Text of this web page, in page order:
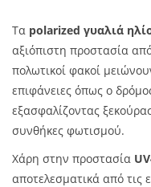
Τα polarized γυαλιά
αξιόπιστη προστασία
πολωτικοί φακοί
επιφάνειες όπως ο
εξασφαλίζοντας
συνθήκες φωτισμού.
Χάρη στην προστασία
αποτελεσματικά από τις